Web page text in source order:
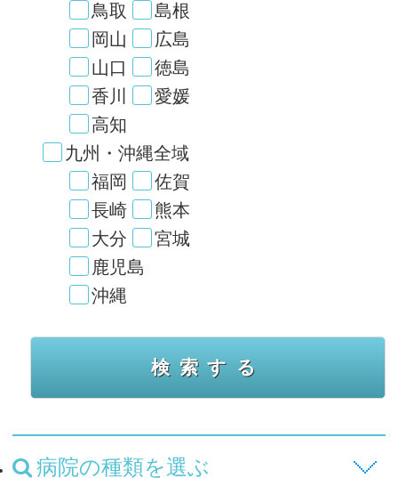
鳥取
島根
岡山
広島
山口
徳島
香川
愛媛
高知
九州・沖縄全域
福岡
佐賀
長崎
熊本
大分
宮城
鹿児島
沖縄
病院の種類を選ぶ